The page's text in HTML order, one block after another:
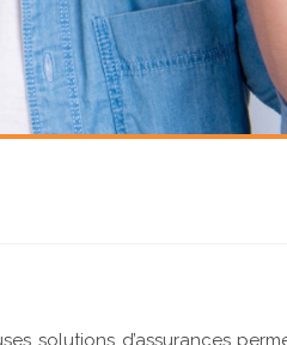
solutions d’assurances